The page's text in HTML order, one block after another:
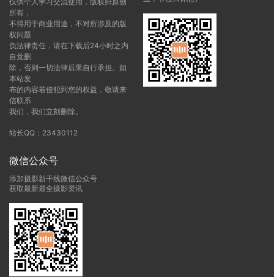
所有，
不得用于商业用途，不对所涉及的版
权问题
负法律责任，请在下载后24小时之内
自觉删
除，否则一切法律后果自行承担。如
本站发
布的内容若侵犯到您的权益，敬请来
信联系
我们，我们立刻删除。
站长QQ：23430112
微信公众号
添加摄影新干线微信公众号
获取最新最全摄影资讯